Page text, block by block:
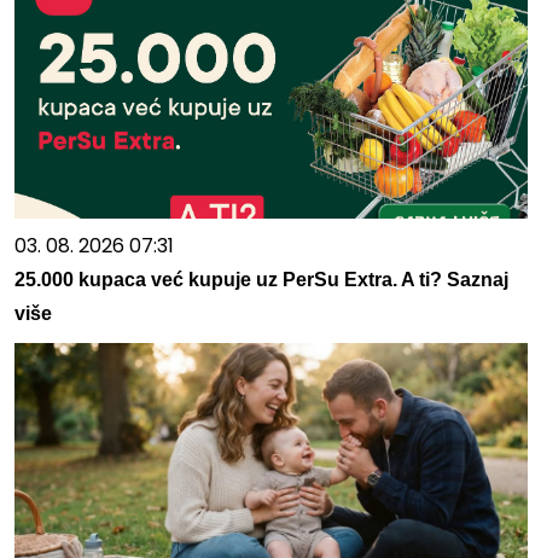
03. 08. 2026 07:31
25.000 kupaca već kupuje uz PerSu Extra. A ti? Saznaj
više